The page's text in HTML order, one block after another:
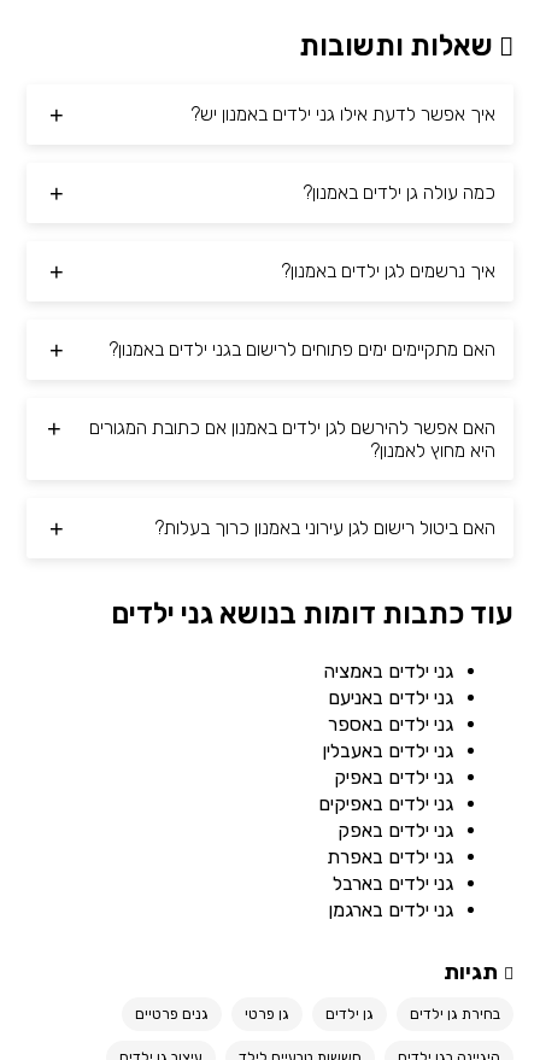
שאלות ותשובות
איך אפשר לדעת אילו גני ילדים באמנון יש?
כמה עולה גן ילדים באמנון?
איך נרשמים לגן ילדים באמנון?
האם מתקיימים ימים פתוחים לרישום בגני ילדים באמנון?
האם אפשר להירשם לגן ילדים באמנון אם כתובת המגורים
היא מחוץ לאמנון?
האם ביטול רישום לגן עירוני באמנון כרוך בעלות?
עוד כתבות דומות בנושא גני ילדים
גני ילדים באמציה
גני ילדים באניעם
גני ילדים באספר
גני ילדים באעבלין
גני ילדים באפיק
גני ילדים באפיקים
גני ילדים באפק
גני ילדים באפרת
גני ילדים בארבל
גני ילדים בארגמן
תגיות
בחירת גן ילדים גן ילדים גן פרטי גנים פרטיים